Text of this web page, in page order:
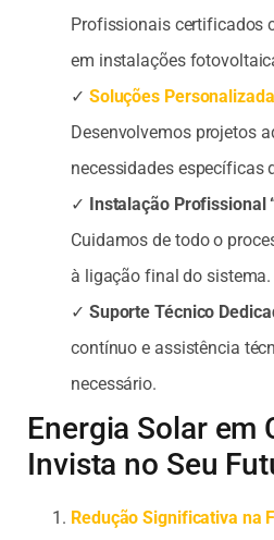
Profissionais certificados
em instalações
✓ Soluções
Desenvolvemos projetos
necessidades específicas
✓ Instalação Profissional
Cuidamos de todo o
à ligação final do sistema.
✓ Suporte Técnico
contínuo e assistência
necessário.
Energia Solar em
Invista no Seu
Redução Significativa na